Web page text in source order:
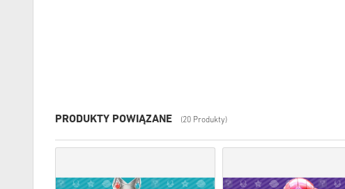
PRODUKTY POWIĄZANE (20 Produkty)